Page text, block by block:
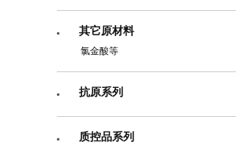
其它原材料
氯金酸等
抗原系列
质控品系列